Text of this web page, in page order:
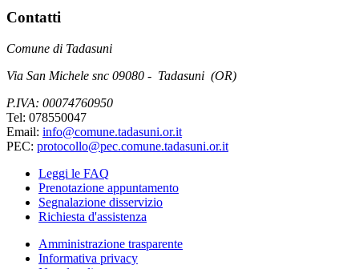
Contatti
Comune di Tadasuni
Via San Michele snc 09080 - Tadasuni (OR)
P.IVA: 00074760950
Tel: 078550047
Email: info@comune.tadasuni.or.it
PEC: protocollo@pec.comune.tadasuni.or.it
Leggi le FAQ
Prenotazione appuntamento
Segnalazione disservizio
Richiesta d'assistenza
Amministrazione trasparente
Informativa privacy